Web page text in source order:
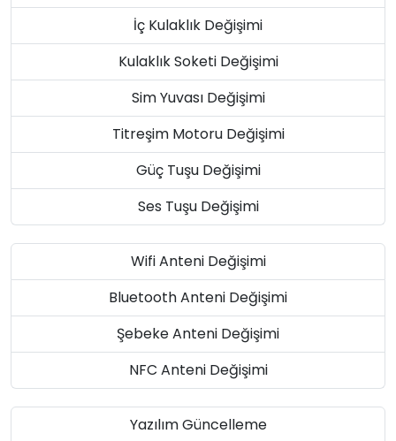
İç Kulaklık Değişimi
Kulaklık Soketi Değişimi
Sim Yuvası Değişimi
Titreşim Motoru Değişimi
Güç Tuşu Değişimi
Ses Tuşu Değişimi
Wifi Anteni Değişimi
Bluetooth Anteni Değişimi
Şebeke Anteni Değişimi
NFC Anteni Değişimi
Yazılım Güncelleme